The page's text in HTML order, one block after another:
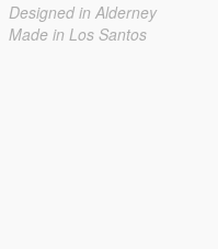
Designed in Alderney
Made in Los Santos